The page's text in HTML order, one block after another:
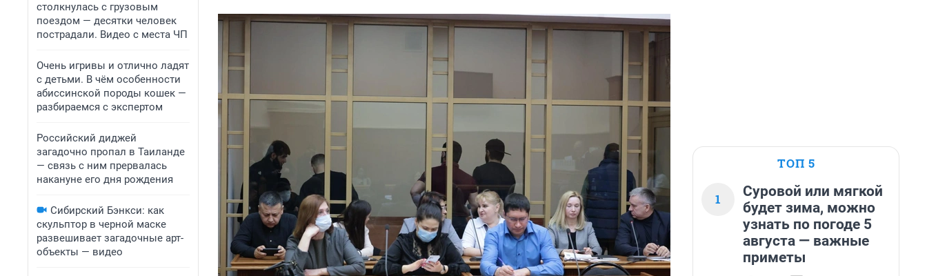
столкнулась с грузовым
поездом — десятки человек
пострадали. Видео с места ЧП
Очень игривы и отлично ладят
с детьми. В чём особенности
абиссинской породы кошек —
разбираемся с экспертом
Российский диджей
загадочно пропал в Таиланде
— связь с ним прервалась
накануне его дня рождения
Сибирский Бэнкси: как
скульптор в черной маске
развешивает загадочные арт-
объекты — видео
ТОП 5
1
Суровой или мягкой
будет зима, можно
узнать по погоде 5
августа — важные
приметы